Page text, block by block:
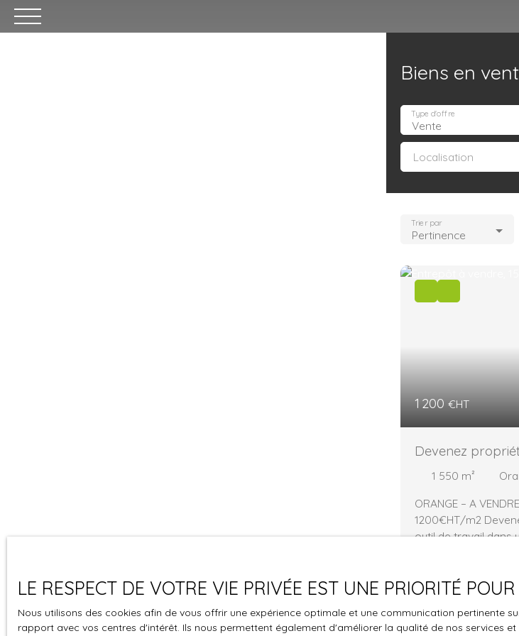
Biens en
Vente
Type d'offre
Localisation
Pertinence
Trier par
1 200 €HT
Devenez
travail
1 550 m²
ORANGE – A
1200€HT/m2
outil de travail dans
A7 Orange Sud et
nouvelle génération
LE RESPECT DE VOTRE VIE PRIVÉE EST UNE PRIORITÉ
Nous utilisons des cookies afin de vous offrir une expérience optimale et une communication pertinente
rapport avec vos centres d'intérêt. Ils nous permettent également d'améliorer la qualité de nos services